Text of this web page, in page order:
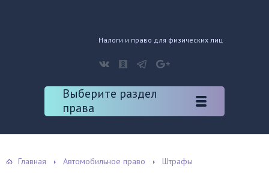
Налоги и право для физических лиц
Выберите раздел
права
Главная Автомобильное право Штрафы